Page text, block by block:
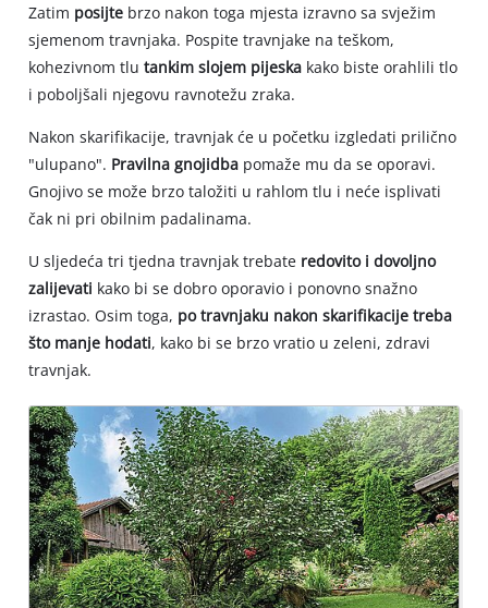
Zatim posijte brzo nakon toga mjesta izravno sa svježim
sjemenom travnjaka. Pospite travnjake na teškom,
kohezivnom tlutankim slojem pijeska kako biste orahlili tlo
i poboljšali njegovu ravnotežu zraka.
Nakon skarifikacije, travnjak će u početku izgledati prilično
"ulupano". Pravilna gnojidba pomaže mu da se oporavi.
Gnojivo se može brzo taložiti u rahlom tlu i neće isplivati
čak ni pri obilnim padalinama.
U sljedeća tri tjedna travnjak trebate redovito i dovoljno
zalijevati kako bi se dobro oporavio i ponovno snažno
izrastao. Osim toga, po travnjaku nakon skarifikacije treba
što manje hodati, kako bi se brzo vratio u zeleni, zdravi
travnjak.